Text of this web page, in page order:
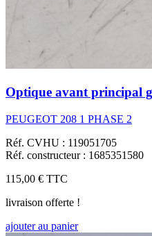
Optique avant principal
PEUGEOT 208 1 PHASE 2
Réf. CVHU : 119051705
Réf. constructeur : 1685351580
115,00 € TTC
livraison offerte !
ajouter au panier